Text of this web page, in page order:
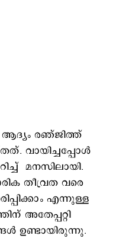
രഞ്ജിത്ത്
വായിച്ചപ്പോൾ
മനസിലായി.
തീവ്രത വരെ
എന്നുള്ള
അതേപ്പറ്റി
ഉണ്ടായിരുന്നു.